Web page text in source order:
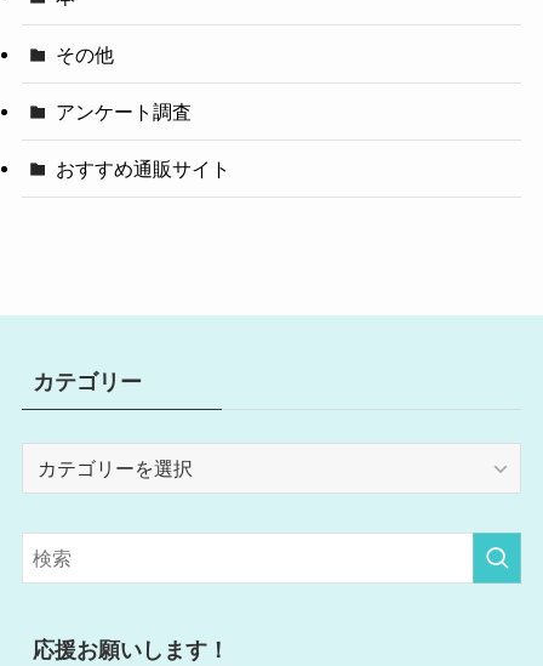
その他
アンケート調査
おすすめ通販サイト
カテゴリー
リ
ー
応援お願いします！